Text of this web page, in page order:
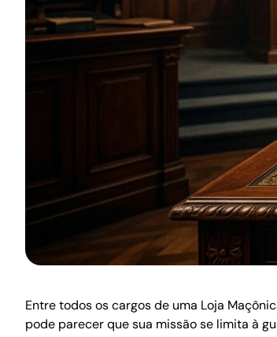
Entre todos os cargos de uma Loja
pode parecer que sua missão se limita à